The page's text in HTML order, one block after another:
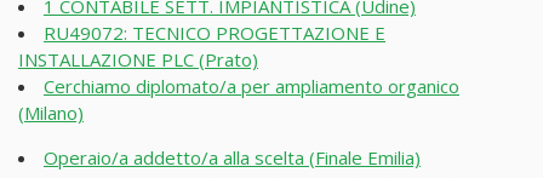
1 CONTABILE SETT. IMPIANTISTICA (Udine)
RU49072: TECNICO PROGETTAZIONE E
INSTALLAZIONE PLC (Prato)
Cerchiamo diplomato/a per ampliamento organico
(Milano)
Operaio/a addetto/a alla scelta (Finale Emilia)